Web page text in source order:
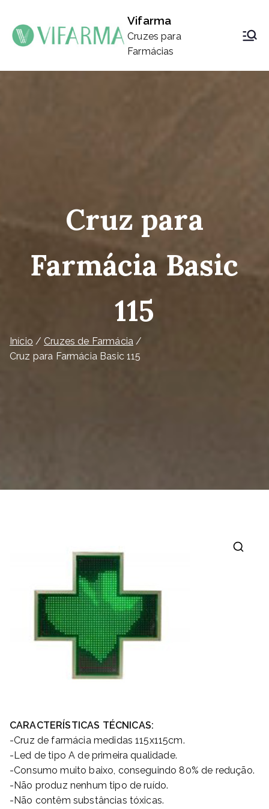
para
Vifarma
Cruzes para
Farmácias
Cruz para
Farmácia Basic
115
Início
Cruzes de Farmácia
Cruz para Farmácia Basic 115
CARACTERÍSTICAS TÉCNICAS:
-Cruz de farmácia medidas 115x115cm.
-Led de tipo A de primeira qualidade.
-Consumo muito baixo, conseguindo 80% de redução.
-Não produz nenhum tipo de ruído.
-Não contêm substâncias tóxicas.